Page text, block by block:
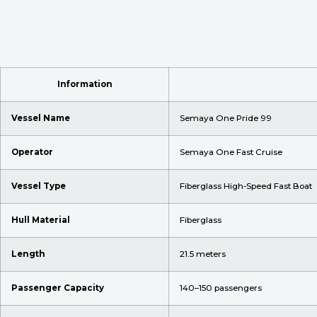
Information
Vessel Name Semaya One Pride 99
Operator Semaya One Fast Cruise
Vessel Type Fiberglass High-Speed Fast Boat
Hull Material Fiberglass
Length 21.5 meters
Passenger Capacity 140–150 passengers